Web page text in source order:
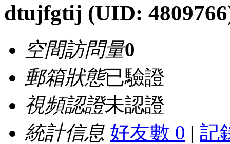
dtujfgtij (UID:
空間訪問量0
郵箱狀態已驗證
視頻認證未認證
統計信息 好友數 0 | 記